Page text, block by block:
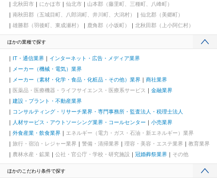
北秋田市
にかほ市 仙北市
山本郡（藤里町、三種町、八峰町）
南秋田郡（五城目町、八郎潟町、井川町、大潟村）
仙北郡（美郷町）
雄勝郡（羽後町、東成瀬村）
鹿角郡（小坂町） 北秋田郡（上小阿仁村）
ほかの業種で探す
IT・通信業界
インターネット・広告・メディア業界
メーカー（機械・電気）業界
メーカー（素材・化学・食品・化粧品・その他）業界
商社業界
医薬品・医療機器・ライフサイエンス・医療系サービス
金融業界
建設・プラント・不動産業界
コンサルティング・リサーチ業界・専門事務所・監査法人・税理士法人
人材サービス・アウトソーシング業界・コールセンター
小売業界
外食産業・飲食業界
エネルギー（電力・ガス・石油・新エネルギー）業界
旅行・宿泊・レジャー業界
警備・清掃業界 理容・美容・エステ業界
教育業界
農林水産・鉱業
公社・官公庁・学校・研究施設 冠婚葬祭業界 その他
ほかのこだわり条件で探す